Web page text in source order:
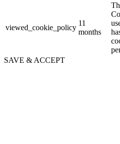
viewed_cookie_policy
11
months
SAVE & ACCEPT